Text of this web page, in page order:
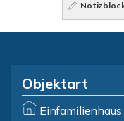
Objektart
Einfamilienhaus